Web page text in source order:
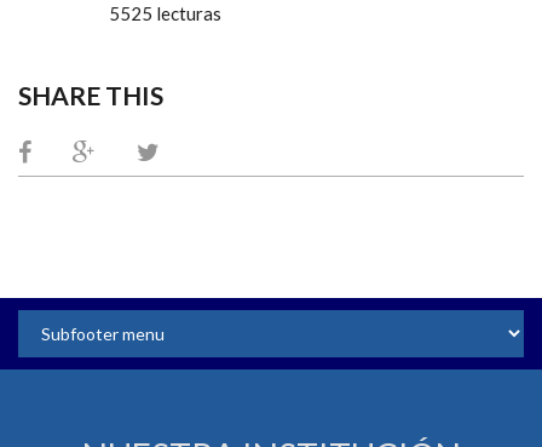
5525 lecturas
SHARE THIS